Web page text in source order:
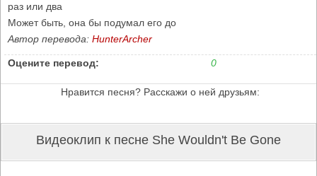
раз или два
Может быть, она бы подумал его до
Автор перевода: HunterArcher
Оцените перевод: 0
Нравится песня? Расскажи о ней друзьям:
Видеоклип к песне She Wouldn't Be Gone